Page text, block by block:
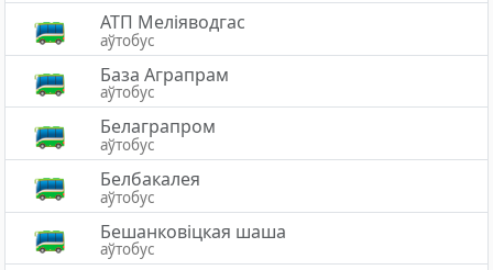
АТП Меліяводгас
аўтобус
База Аграпрам
аўтобус
Белаграпром
аўтобус
Белбакалея
аўтобус
Бешанковіцкая шаша
аўтобус